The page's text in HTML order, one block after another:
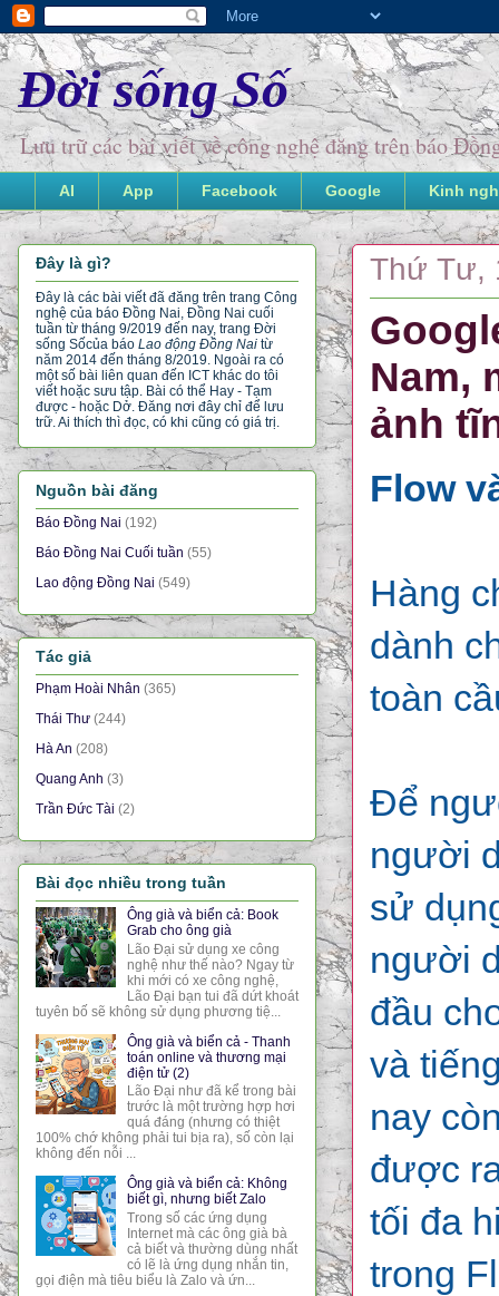
Đời sống Số
Lưu trữ các bài viết về công nghệ đăng trên báo
AI App Facebook Google Kinh
Thứ Tư,
Nam,
ảnh
Flow
Hàng
dành
toàn
Để
người
sử
người
đầu
và
nay
được
tối đa
trong
Đây là gì?
Đây là các bài viết đã đăng trên trang Công
nghệ của báo Đồng Nai, Đồng Nai cuối
tuần từ tháng 9/2019 đến nay, trang Đời
sống Sốcủa báo Lao động Đồng Nai từ
năm 2014 đến tháng 8/2019. Ngoài ra có
một số bài liên quan đến ICT khác do tôi
viết hoặc sưu tập. Bài có thể Hay - Tạm
được - hoặc Dở. Đăng nơi đây chỉ để lưu
trữ. Ai thích thì đọc, có khi cũng có giá trị.
Nguồn bài đăng
Báo Đồng Nai (192)
Báo Đồng Nai Cuối tuần (55)
Lao động Đồng Nai (549)
Tác giả
Phạm Hoài Nhân (365)
Thái Thư (244)
Hà An (208)
Quang Anh (3)
Trần Đức Tài (2)
Bài đọc nhiều trong tuần
Ông già và biển cả: Book
Grab cho ông già
Lão Đại sử dụng xe công
nghệ như thế nào? Ngay từ
khi mới có xe công nghệ,
Lão Đại bạn tui đã dứt khoát
tuyên bố sẽ không sử dụng phương tiệ...
Ông già và biển cả - Thanh
toán online và thương mại
điện tử (2)
Lão Đại như đã kể trong bài
trước là một trường hợp hơi
quá đáng (nhưng có thiệt
100% chớ không phải tui bịa ra), số còn lại
không đến nỗi ...
Ông già và biển cả: Không
biết gì, nhưng biết Zalo
Trong số các ứng dụng
Internet mà các ông già bà
cả biết và thường dùng nhất
có lẽ là ứng dụng nhắn tin,
gọi điện mà tiêu biểu là Zalo và ứn...